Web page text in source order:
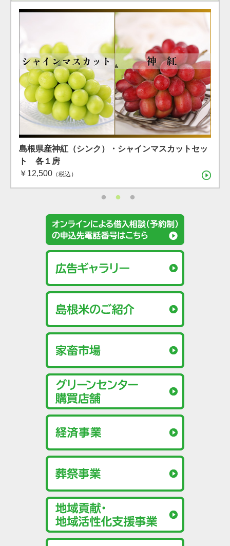
島根県産 シャインマスカット １房（600g）（7月下
旬〜8月上旬）
（税込）
島根県産神紅（シンク）・シャインマスカットセッ
ト 各１房
￥12,500 （税込）
島根県産 アールスメロン2玉箱
（税込）